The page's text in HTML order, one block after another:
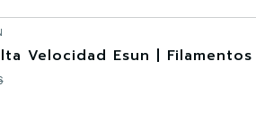
Velocidad Esun | Filamentos